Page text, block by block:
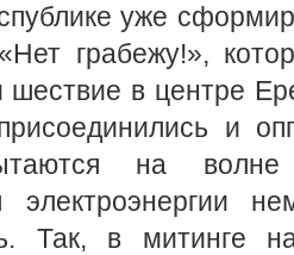
уже
грабежу!»,
шествие в центре
и
на волне
электроэнергии
Так, в митинге